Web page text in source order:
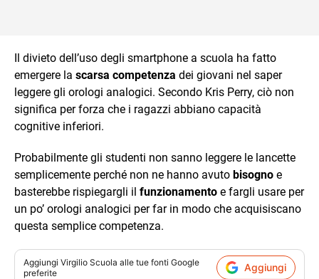
Il divieto dell’uso degli smartphone a scuola ha fatto
emergere la scarsa competenza dei giovani nel saper
leggere gli orologi analogici. Secondo Kris Perry, ciò non
significa per forza che i ragazzi abbiano capacità
cognitive inferiori.
Probabilmente gli studenti non sanno leggere le lancette
semplicemente perché non ne hanno avuto bisogno e
basterebbe rispiegargli il funzionamento e fargli usare per
un po’ orologi analogici per far in modo che acquisiscano
questa semplice competenza.
Aggiungi Virgilio Scuola alle tue fonti Google
preferite
Aggiungi